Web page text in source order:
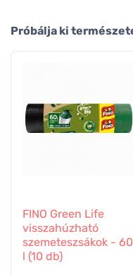
Próbálja ki
FINO Green Life
visszahúzható
szemeteszsákok - 60
l (10 db)